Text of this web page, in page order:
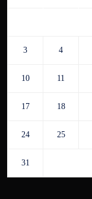
3 4
10 11
17 18
24 25
31